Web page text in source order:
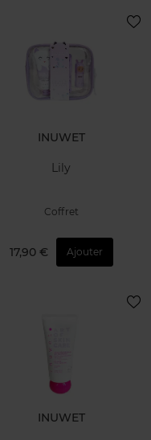
INUWET
Lily
Coffret
17,90 € Ajouter
INUWET